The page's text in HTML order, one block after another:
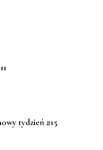
tydzień #15